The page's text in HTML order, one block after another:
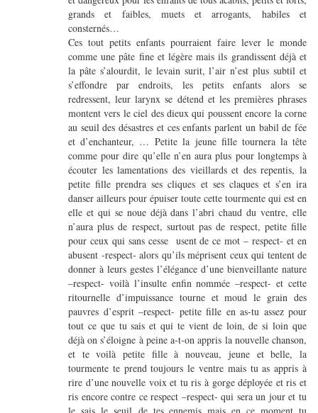
grands et faibles, muets et arrogants, habiles et
consternés…
Ces tout petits enfants pourraient faire lever le monde
comme une pâte fine et légère mais ils grandissent déjà et
la pâte s’alourdit, le levain surit, l’air n’est plus subtil et
s’effondre par endroits, les petits enfants alors se
redressent, leur larynx se détend et les premières phrases
montent vers le ciel des dieux qui poussent encore la corne
au seuil des désastres et ces enfants parlent un babil de fée
et d’enchanteur, … Petite la jeune fille tournera la tête
comme pour dire qu’elle n’en aura plus pour longtemps à
écouter les lamentations des vieillards et des repentis, la
petite fille prendra ses cliques et ses claques et s’en ira
danser ailleurs pour épuiser toute cette tourmente qui est en
elle et qui se noue déjà dans l’abri chaud du ventre, elle
n’aura plus de respect, surtout pas de respect, petite fille
pour ceux qui sans cesse usent de ce mot – respect- et en
abusent -respect- alors qu’ils méprisent ceux qui tentent de
donner à leurs gestes l’élégance d’une bienveillante nature
–respect- voilà l’insulte enfin nommée –respect- et cette
ritournelle d’impuissance tourne et moud le grain des
pauvres d’esprit –respect- petite fille en as-tu assez pour
tout ce que tu sais et qui te vient de loin, de si loin que
déjà on s’éloigne à peine a-t-on appris la nouvelle chanson,
et te voilà petite fille à nouveau, jeune et belle, la
tourmente te prend toujours le ventre mais tu as appris à
rire d’une nouvelle voix et tu ris à gorge déployée et ris et
ris encore contre ce respect –respect- qui sera un jour et tu